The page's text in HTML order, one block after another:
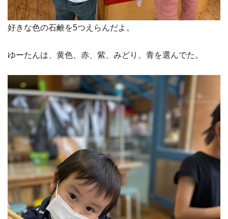
好きな色の石鹸を5つえらんだよ。
ゆーたんは、黄色、赤、紫、みどり、青を選んでた。